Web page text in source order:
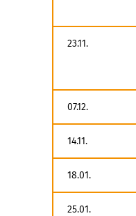
23.11.
07.12.
14.11.
18.01.
25.01.